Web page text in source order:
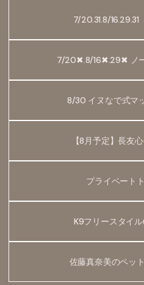
7/20.31.8/16.29.31
7/20✖.8/16✖.29✖ ノ
8/30 イヌなで式マ
【8月予定】長友
プライベート
K9フリースタイ
佐藤真奈美のペッ